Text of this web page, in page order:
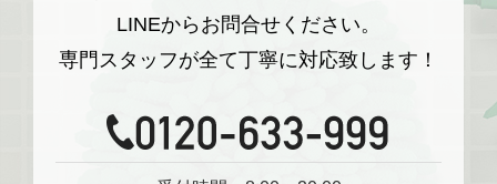
LINEからお問合せください。
専門スタッフが全て丁寧に対応致します！